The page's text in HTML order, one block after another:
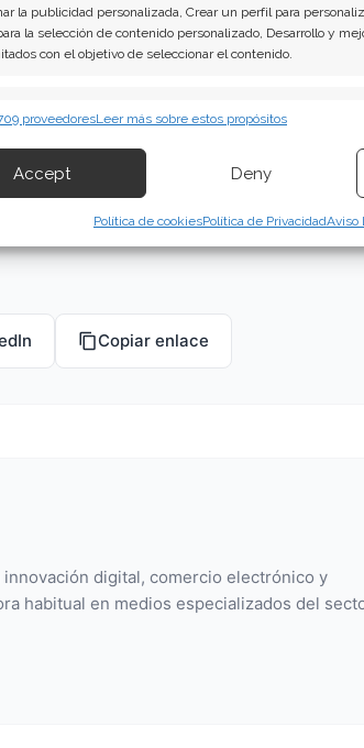
la publicidad personalizada, Crear un perfil para
la selección de contenido personalizado, Desarrollo y
con el objetivo de seleccionar el contenido.
transmitida de forma automática.
la seguridad, evitar y detectar fraudes, y
y presentar publicidad y contenido,
proveedoresLeer más sobre estos propósitos
Accept Deny
Política de cookiesPolítica de PrivacidadAviso
Copiar enlace
digital, comercio electrónico y
habitual en medios especializados del